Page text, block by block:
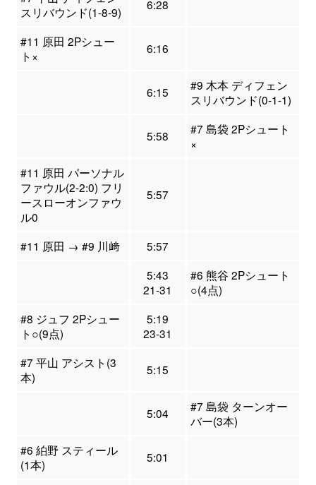
スリバウンド(1-8-9)
6:28
#11 原田 2Pシュー
ト×
6:16
6:15
#9 木本 ディフェン
スリバウンド(0-1-1)
5:58
#7 島袋 2Pシュート
×
#11 原田 パーソナル
ファウル(2-2:0) フリ
ースローオンファウ
ル0
5:57
#11 原田 → #9 川﨑
5:57
5:43
21-31
#6 熊谷 2Pシュート
○(4点)
#8 ジュフ 2Pシュー
ト○(9点)
5:19
23-31
#7 平山 アシスト(3
本)
5:15
5:04
#7 島袋 ターンオー
バー(3本)
#6 絈野 スティール
(1本)
5:01